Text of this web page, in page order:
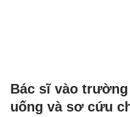
Bác sĩ vào
uống và sơ cứu